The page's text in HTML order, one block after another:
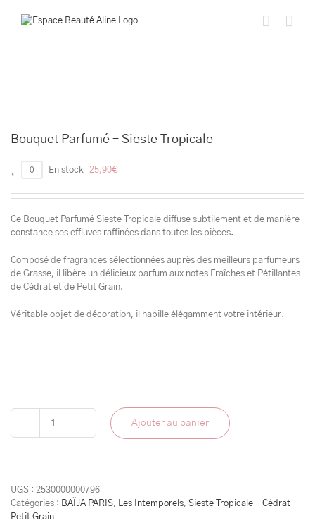
Bouquet Parfumé – Sieste Tropicale
0 En stock 25,90€
Ce Bouquet Parfumé Sieste Tropicale diffuse subtilement et de manière
constance ses effluves raffinées dans toutes les pièces.
Composé de fragrances sélectionnées auprès des meilleurs parfumeurs
de Grasse, il libère un délicieux parfum aux notes Fraîches et Pétillantes
de Cédrat et de Petit Grain.
Véritable objet de décoration, il habille élégamment votre intérieur.
quantité
Sieste
Tropicale
Ajouter au panier
UGS : 2530000000796
Catégories : BAÏJA PARIS, Les Intemporels, Sieste Tropicale - Cédrat
Petit Grain